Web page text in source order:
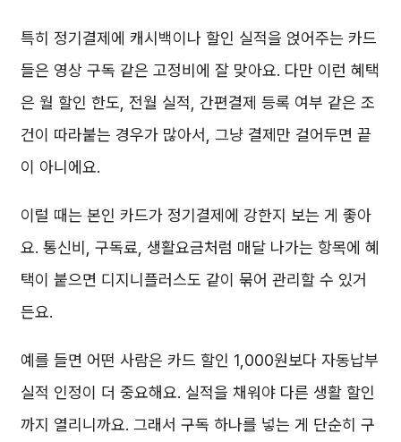
특히 정기결제에 캐시백이나 할인 실적을 얹어주는 카드
들은 영상 구독 같은 고정비에 잘 맞아요. 다만 이런 혜택
은 월 할인 한도, 전월 실적, 간편결제 등록 여부 같은 조
건이 따라붙는 경우가 많아서, 그냥 결제만 걸어두면 끝
이 아니에요.
이럴 때는 본인 카드가 정기결제에 강한지 보는 게 좋아
요. 통신비, 구독료, 생활요금처럼 매달 나가는 항목에 혜
택이 붙으면 디지니플러스도 같이 묶어 관리할 수 있거
든요.
예를 들면 어떤 사람은 카드 할인 1,000원보다 자동납부
실적 인정이 더 중요해요. 실적을 채워야 다른 생활 할인
까지 열리니까요. 그래서 구독 하나를 넣는 게 단순히 구